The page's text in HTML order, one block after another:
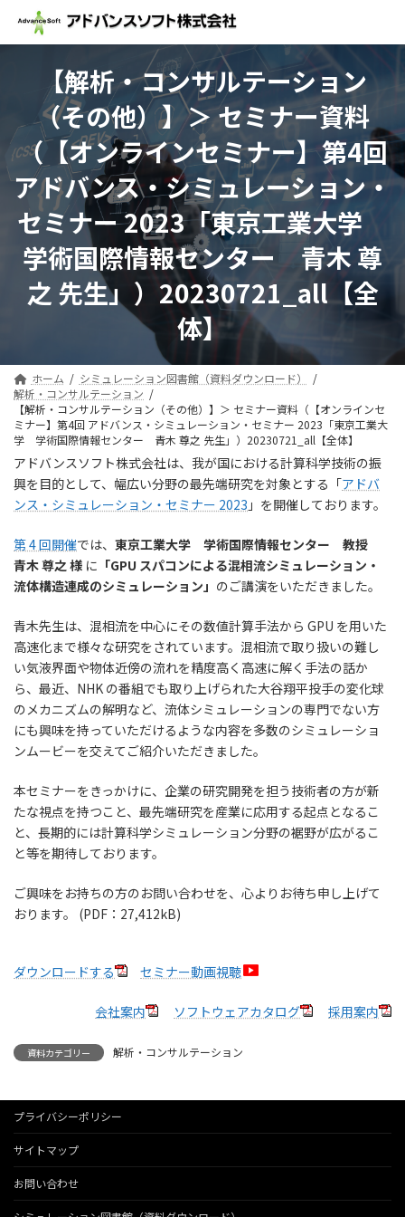
テ
プ
ゲ
動
【解析・コンサルテーション
（その他）】＞ セミナー資料
（【オンラインセミナー】第4回
アドバンス・シミュレーション・
セミナー 2023「東京工業大学
学術国際情報センター 青木 尊
之 先生」）20230721_all【全
体】
ホーム
シミュレーション図書館（資料ダウンロード）
解析・コンサルテーション
【解析・コンサルテーション（その他）】＞ セミナー資料（【オンラインセ
ミナー】第4回 アドバンス・シミュレーション・セミナー 2023「東京工業大
学 学術国際情報センター 青木 尊之 先生」）20230721_all【全体】
アドバンスソフト株式会社は、我が国における計算科学技術の振
興を目的として、幅広い分野の最先端研究を対象とする「アドバ
ンス・シミュレーション・セミナー 2023 」を開催しております。
第 4 回開催では、 東京工業大学 学術国際情報センター 教授
青木 尊之 様 に 「GPU スパコンによる混相流シミュレーション・
流体構造連成のシミュレーション」 のご講演をいただきました。
青木先生は、混相流を中心にその数値計算手法から GPU を用いた
高速化まで様々な研究をされています。混相流で取り扱いの難し
い気液界面や物体近傍の流れを精度高く高速に解く手法の話か
ら、最近、NHK の番組でも取り上げられた大谷翔平投手の変化球
のメカニズムの解明など、流体シミュレーションの専門でない方
にも興味を持っていただけるような内容を多数のシミュレーショ
ンムービーを交えてご紹介いただきました。
本セミナーをきっかけに、企業の研究開発を担う技術者の方が新
たな視点を持つこと、最先端研究を産業に応用する起点となるこ
と、長期的には計算科学シミュレーション分野の裾野が広がるこ
と等を期待しております。
ご興味をお持ちの方のお問い合わせを、心よりお待ち申し上げて
おります。 (PDF：27,412kB)
ダウンロードする セミナー動画視聴
会社案内 ソフトウェアカタログ 採用案内
資料カテゴリー 解析・コンサルテーション
プライバシーポリシー
サイトマップ
お問い合わせ